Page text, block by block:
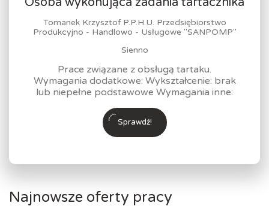
Tomanek Krzysztof P.P.H.U. Przedsiębiorstwo
Produkcyjno - Handlowo - Usługowe "SANPOMP"
Sienno
Prace związane z obsługą tartaku.
Wymagania dodatkowe: Wykształcenie: brak
lub niepełne podstawowe Wymagania inne:
Sprawdź!
Najnowsze oferty pracy